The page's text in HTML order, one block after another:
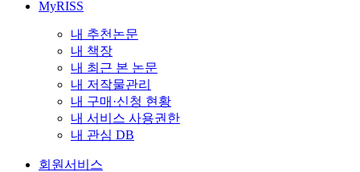
MyRISS
내 추천논문
내 책장
내 최근 본 논문
내 저작물관리
내 구매·신청 현황
내 서비스 사용권한
내 관심 DB
회원서비스